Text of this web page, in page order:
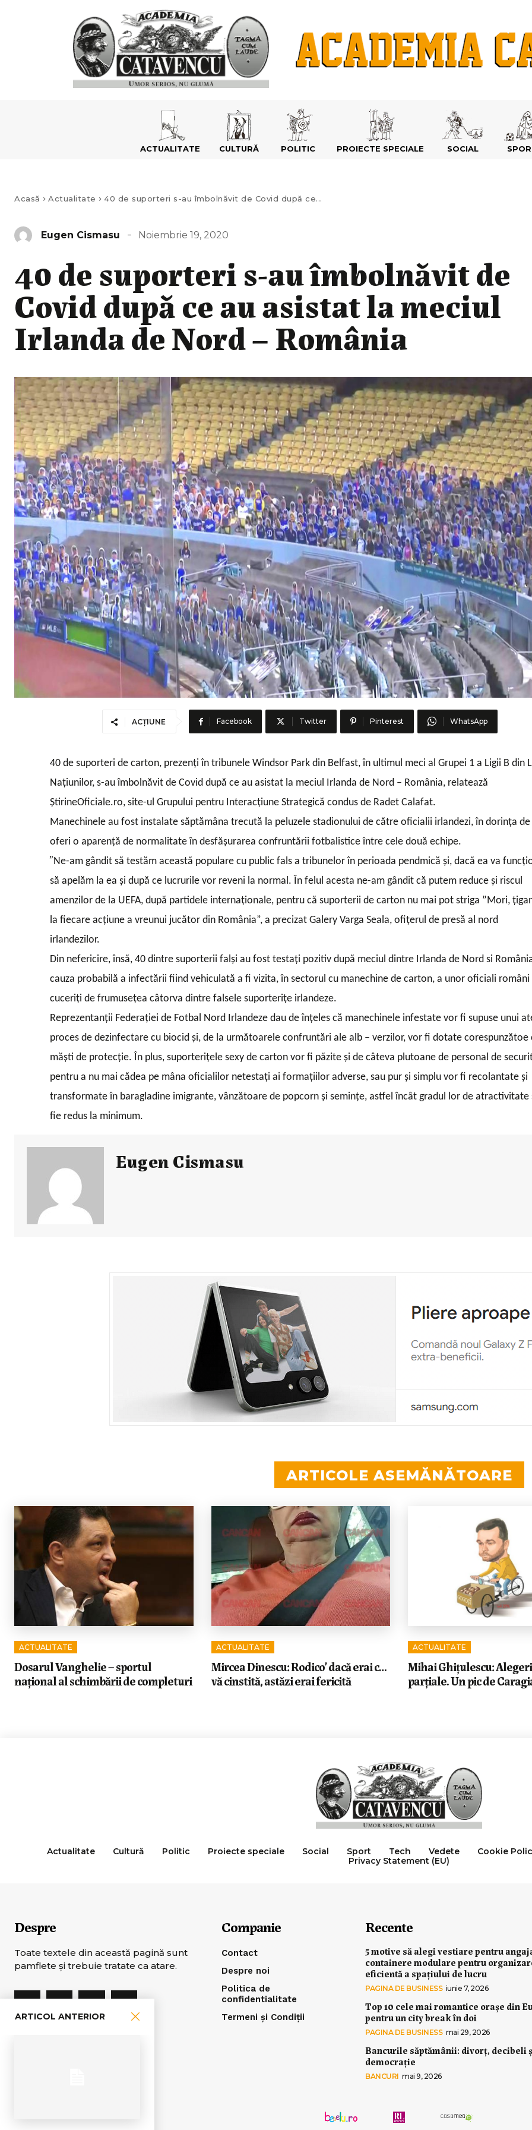
ARTICOL ANTERIOR
ACTUALITATE CULTURĂ POLITIC PROIECTE SPECIALE SOCIAL
Acasă Actualitate 40 de suporteri s-au îmbolnăvit de Covid după ce...
Eugen Cismasu Noiembrie 19, 2020
40 de suporteri s-au îmbolnăvit de
Covid după ce au asistat la meciul
Irlanda de Nord – România
ACȚIUNE Facebook Twitter Pinterest WhatsApp
40 de suporteri de carton, prezenți în tribunele Windsor Park din Belfast, în ultimul meci al Grupei 1 a Ligii B din
Naţiunilor, s-au îmbolnăvit de Covid după ce au asistat la meciul Irlanda de Nord – România, relatează
ȘtirineOficiale.ro, site-ul Grupului pentru Interacțiune Strategică condus de Radet Calafat.
Manechinele au fost instalate săptămâna trecută la peluzele stadionului de către oficialii irlandezi, în dorința de
oferi o aparență de normalitate în desfășurarea confruntării fotbalistice între cele două echipe.
”Ne-am gândit să testăm această populare cu public fals a tribunelor în perioada pendmică și, dacă ea va
să apelăm la ea și după ce lucrurile vor reveni la normal. În felul acesta ne-am gândit că putem reduce și riscul
amenzilor de la UEFA, după partidele internaționale, pentru că suporterii de carton nu mai pot striga ”Mori,
la fiecare acțiune a vreunui jucător din România”, a precizat Galery Varga Seala, ofițerul de presă al nord
irlandezilor.
Din nefericire, însă, 40 dintre suporterii falși au fost testați pozitiv după meciul dintre Irlanda de Nord si
cauza probabilă a infectării fiind vehiculată a fi vizita, în sectorul cu manechine de carton, a unor oficiali români
cuceriți de frumusețea câtorva dintre falsele suporterițe irlandeze.
Reprezentanții Federației de Fotbal Nord Irlandeze dau de înțeles că manechinele infestate vor fi supuse unui
proces de dezinfectare cu biocid și, de la următoarele confruntări ale alb – verzilor, vor fi dotate corespunzătoe
măști de protecție. În plus, suporterițele sexy de carton vor fi păzite și de câteva plutoane de personal de
pentru a nu mai cădea pe mâna oficialilor netestați ai formațiilor adverse, sau pur și simplu vor fi recolantate și
transformate în baragladine imigrante, vânzătoare de popcorn și semințe, astfel încât gradul lor de atractivitate
fie redus la minimum.
Eugen Cismasu
ARTICOLE ASEMĂNĂTOARE
ACTUALITATE
Dosarul Vanghelie – sportul
național al schimbării de completuri
ACTUALITATE
Mircea Dinescu: Rodico’ dacă erai c…
vă cinstită, astăzi erai fericită
ACTUALITATE
Mihai Ghițulescu:
parțiale. Un pic de
Actualitate Cultură Politic Proiecte speciale Social Sport Tech Vedete
Cookie
Privacy Statement (EU)
Despre
Toate textele din această pagină sunt
pamflete şi trebuie tratate ca atare.
Companie
Contact
Despre noi
Politica de
confidentialitate
Termeni și Condiții
Recente
5 motive să alegi vestiare pentru
containere modulare pentru
eficientă a spațiului de lucru
PAGINA DE BUSINESS iunie 7, 2026
Top 10 cele mai romantice orașe din
pentru un city break în doi
PAGINA DE BUSINESS mai 29, 2026
Bancurile săptămânii: divorț, decibeli
democrație
BANCURI mai 9, 2026